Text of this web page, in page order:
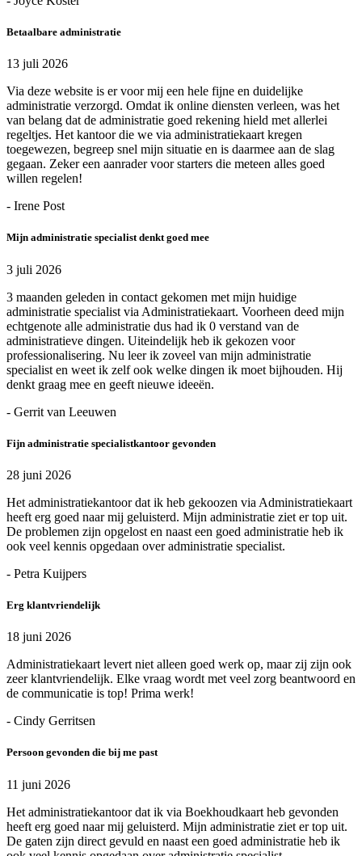
Betaalbare administratie
13 juli 2026
Via deze website is er voor mij een hele fijne en duidelijke
administratie verzorgd. Omdat ik online diensten verleen, was het
van belang dat de administratie goed rekening hield met allerlei
regeltjes. Het kantoor die we via administratiekaart kregen
toegewezen, begreep snel mijn situatie en is daarmee aan de slag
gegaan. Zeker een aanrader voor starters die meteen alles goed
willen regelen!
- Irene Post
Mijn administratie specialist denkt goed mee
3 juli 2026
3 maanden geleden in contact gekomen met mijn huidige
administratie specialist via Administratiekaart. Voorheen deed mijn
echtgenote alle administratie dus had ik 0 verstand van de
administratieve dingen. Uiteindelijk heb ik gekozen voor
professionalisering. Nu leer ik zoveel van mijn administratie
specialist en weet ik zelf ook welke dingen ik moet bijhouden. Hij
denkt graag mee en geeft nieuwe ideeën.
- Gerrit van Leeuwen
Fijn administratie specialistkantoor gevonden
28 juni 2026
Het administratiekantoor dat ik heb gekoozen via Administratiekaart
heeft erg goed naar mij geluisterd. Mijn administratie ziet er top uit.
De problemen zijn opgelost en naast een goed administratie heb ik
ook veel kennis opgedaan over administratie specialist.
- Petra Kuijpers
Erg klantvriendelijk
18 juni 2026
Administratiekaart levert niet alleen goed werk op, maar zij zijn ook
zeer klantvriendelijk. Elke vraag wordt met veel zorg beantwoord en
de communicatie is top! Prima werk!
- Cindy Gerritsen
Persoon gevonden die bij me past
11 juni 2026
Het administratiekantoor dat ik via Boekhoudkaart heb gevonden
heeft erg goed naar mij geluisterd. Mijn administratie ziet er top uit.
De gaten zijn direct gevuld en naast een goed administratie heb ik